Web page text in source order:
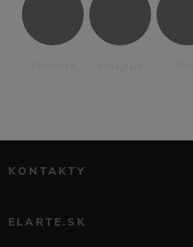
KONTAKTY
+420 776 081 000
ELARTE.SK